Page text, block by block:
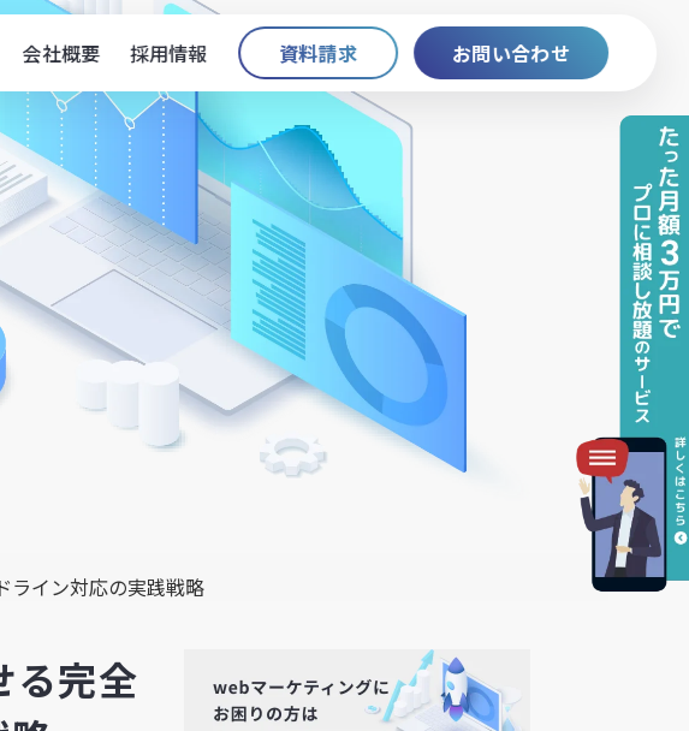
会社概要 採用情報 資料請求 お問い合わせ
ライン対応の実践戦略
る完全